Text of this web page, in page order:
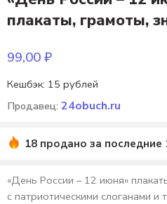
плакаты, грамоты,
99,00₽
Кешбэк: 15 рублей
Продавец: 24obuch.ru
18 продано за последние
«День России – 12 июня»
с патриотическими слоганами